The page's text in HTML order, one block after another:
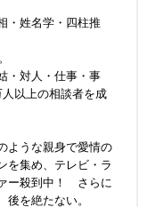
・姓名学・四柱推
・対人・仕事・事
以上の相談者を成
ような親身で愛情の
を集め、テレビ・ラ
ー殺到中！ さらに
後を絶たない。